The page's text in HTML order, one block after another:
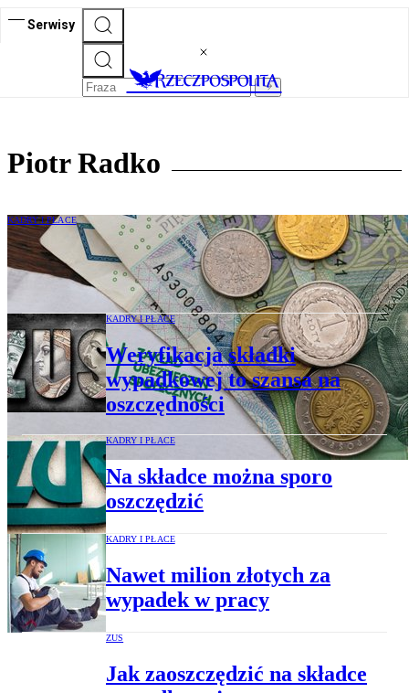
Serwisy
Piotr Radko
KADRY I PŁACE
Ostatni dzwonek na odzyskanie nadwyżki
składki wypadkowej
KADRY I PŁACE
Weryfikacja składki
wypadkowej to szansa na
oszczędności
KADRY I PŁACE
Na składce można sporo
oszczędzić
KADRY I PŁACE
Nawet milion złotych za
wypadek w pracy
ZUS
Jak zaoszczędzić na składce